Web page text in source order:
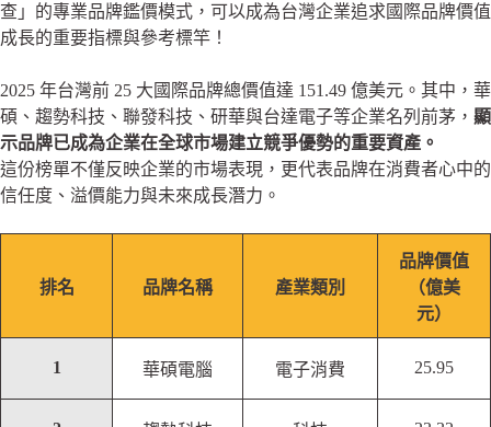
查」的專業品牌鑑價模式，可以成為台灣企業追求國際品牌價值
成長的重要指標與參考標竿！
2025 年台灣前 25 大國際品牌總價值達 151.49 億美元。其中，華
碩、趨勢科技、聯發科技、研華與台達電子等企業名列前茅， 顯
示品牌已成為企業在全球市場建立競爭優勢的重要資產。
這份榜單不僅反映企業的市場表現，更代表品牌在消費者心中的
信任度、溢價能力與未來成長潛力。
排名 品牌名稱 產業類別
品牌價值
（億美
元）
1 華碩電腦 電子消費 25.95